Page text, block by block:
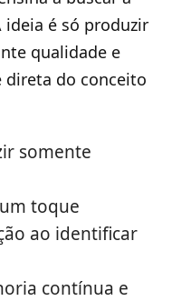
ideia é só produzir
qualidade e
direta do conceito
somente
toque
ao identificar
contínua e